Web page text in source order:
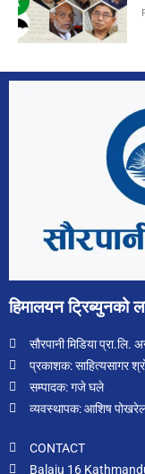
हिमालयन ट्रिब्युनको
सौरपानी मिडिया प्रा.लि.
प्रकाशक: साहित्यसागर
सम्पादक: गजे घले
व्यवस्थापक: आशिष
CONTACT
Balaju 16